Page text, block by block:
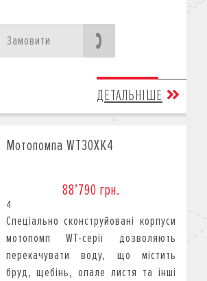
Замовити
ДЕТАЛЬНІШЕ
Мотопомпа WT30XK4
88’790 грн.
4
Спеціально сконструйовані корпуси
мотопомп WT-серії дозволяють
перекачувати воду, що містить
бруд, щебінь, опале листя та інші